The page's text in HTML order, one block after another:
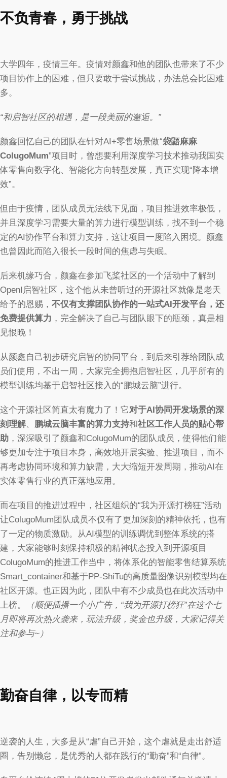
不负青春，勇于挑战
大学四年，疫情三年。疫情对颜鑫和他的团队也带来了不少
项目协作上的困难，但只要敢于尝试挑战，办法总会比困难
多。
“和启智社区的相遇，是一段美丽的邂逅。”
颜鑫回忆自己的团队在针对AI+零售场景做“袋鼯麻麻
ColugoMum”项目时，曾想要利用深度学习技术推动我国实
体零售向数字化、智能化方向转型发展，真正实现“降本增
效”。
但由于疫情，团队成员无法线下见面，项目推进效率极低，
并且深度学习需要大量的算力进行模型训练，找不到一个稳
定的AI协作平台和算力支持，这让项目一度陷入困境。颜鑫
也曾因此而陷入很长一段时间的焦虑与失眠。
后来机缘巧合，颜鑫在参加飞桨社区的一个活动中了解到
OpenI启智社区，这个他从未曾听过的开源社区就像是老天
给予的恩赐， 不仅有支撑团队协作的一站式AI开发平台，还
免费提供算力 ，完全解决了自己与团队眼下的瓶颈，真是相
见恨晚！
从颜鑫自己初步研究启智的协同平台，到后来引荐给团队成
员们使用，不出一周，大家完全拥抱启智社区，几乎所有的
模型训练均基于启智社区接入的“鹏城云脑”进行。
​这个开源社区简直太有魔力了！‍它对于AI协同开发场景的深
刻理解、 鹏城云脑丰富的算力支持和社区工作人员的贴心帮
助 ，深深吸引了颜鑫和ColugoMum的团队成员，使得他们能
够更加专注于项目本身，高效地开展实验、推进项目，而不
再考虑协同环境和算力缺需，大大缩短开发周期，推动AI在
实体零售行业的真正落地应用。
而在项目的推进过程中，社区组织的“我为开源打榜狂”活动
让ColugoMum团队成员不仅有了更加深刻的精神依托，也有
了一定的物质激励。从AI模型的训练调优到整体系统的搭
建，大家能够时刻保持积极的精神状态投入到开源项目
ColugoMum的推进工作当中，将体系化的智能零售结算系统
Smart_container和基于PP-ShiTu的高质量图像识别模型均在
社区开源。也正因为此，团队中有不少成员也在此次活动中
上榜。
（顺便插播一个小广告，“我为开源打榜狂”在这个七
月即将再次热火袭来，玩法升级，奖金也升级，大家记得关
注和参与~）
勤奋自律，以专而精
逆袭的人生，大多是从“虐”自己开始，这个虐就是走出舒适
圈，告别懒怠，是优秀的人都在践行的“勤奋”和“自律”。